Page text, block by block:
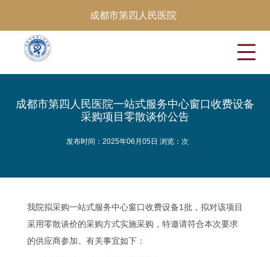
成都市第四人民医院
成都市第四人民医院一站式服务中心窗口收费设备
采购项目零散谈价公告
发布时间：2025年06月05日 浏览： 次
我院拟采购一站式服务中心窗口收费设备1批，拟对该项目
采用零散谈价的采购方式实施采购，特邀请符合本次要求
的供应商参加。有关事宜如下：